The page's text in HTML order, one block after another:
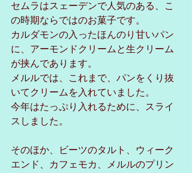
セムラはスェーデンで人気のある、こ
の時期ならではのお菓子です。
カルダモンの入ったほんのり甘いパン
に、アーモンドクリームと生クリーム
が挟んであります。
メルルでは、これまで、パンをくり抜
いてクリームを入れていました。
今年はたっぷり入れるために、スライ
スしました。
そのほか、ビーツのタルト、ウィーク
エンド、カフェモカ、メルルのプリン